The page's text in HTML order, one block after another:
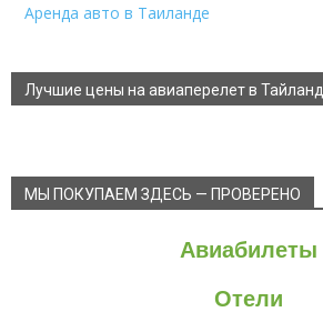
Аренда авто в Таиланде
Лучшие цены на авиаперелет в Тайланд
МЫ ПОКУПАЕМ ЗДЕСЬ — ПРОВЕРЕНО
Авиабилеты
Отели